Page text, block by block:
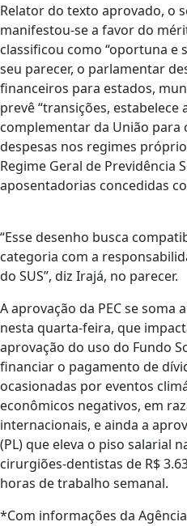
Relator do texto aprovado, o
manifestou-se a favor do
classificou como “oportuna e
seu parecer, o parlamentar
financeiros para estados,
prevê “transições, estabelece
complementar da União
despesas nos regimes
Regime Geral de Previdência
aposentadorias concedidas
“Esse desenho busca
categoria com a
do SUS”, diz Irajá, no parecer.
A aprovação da PEC se soma
nesta quarta-feira, que
aprovação do uso do Fundo
financiar o pagamento de
ocasionadas por eventos
econômicos negativos, em
internacionais, e ainda a
(PL) que eleva o piso salarial
cirurgiões-dentistas de R$
horas de trabalho semanal.
*Com informações da